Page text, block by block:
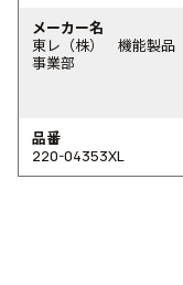
メーカー名
東レ（株） 機能製品
事業部
品番
220-04353XL